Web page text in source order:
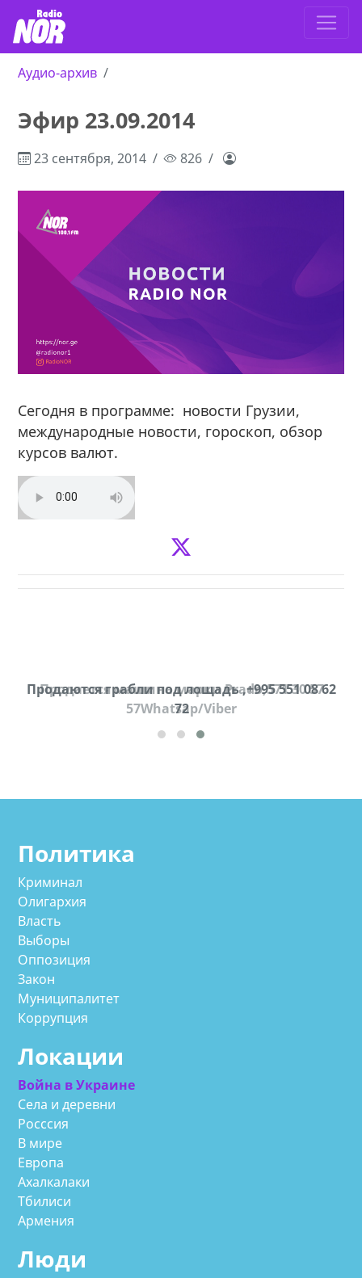
Аудио-архив
Эфир 23.09.2014
23 сентября, 2014 826
Сегодня в программе: новости Грузии,
международные новости, гороскоп, обзор
курсов валют.
Продается машина марки Prado,571 30 57
57Whatsap/Viber
Продаются грабли под лощадь ,+995 551 08 62
72
Политика
Криминал
Олигархия
Власть
Выборы
Оппозиция
Закон
Муниципалитет
Коррупция
Локации
Война в Украине
Села и деревни
Росссия
В мире
Европа
Ахалкалаки
Тбилиси
Армения
Люди